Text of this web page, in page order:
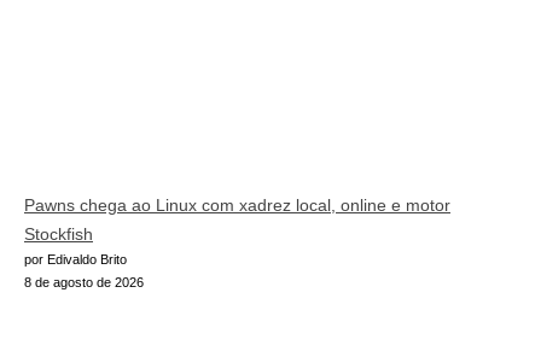
Pawns chega ao Linux com xadrez local, online e motor
Stockfish
por Edivaldo Brito
8 de agosto de 2026